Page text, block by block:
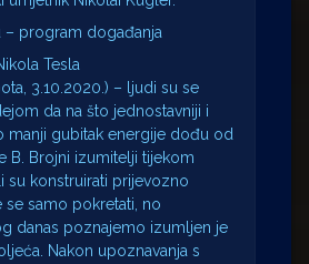
– program događanja
Tesla
3.10.2020.) – ljudi su se
da na što jednostavniji i
manji gubitak energije dođu od
B. Brojni izumitelji tijekom
su konstruirati prijevozno
samo pokretati, no
danas poznajemo izumljen je
Nakon upoznavanja s